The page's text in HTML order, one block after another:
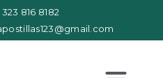
323 816 8182